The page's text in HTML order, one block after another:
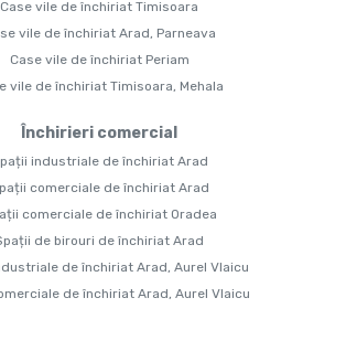
Case vile de închiriat Timisoara
vile de închiriat Arad, Parneava
Case vile de închiriat Periam
vile de închiriat Timisoara, Mehala
Închirieri comercial
industriale de închiriat Arad
comerciale de închiriat Arad
comerciale de închiriat Oradea
de birouri de închiriat Arad
de închiriat Arad, Aurel Vlaicu
de închiriat Arad, Aurel Vlaicu